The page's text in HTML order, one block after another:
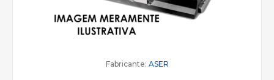
Fabricante: ASER